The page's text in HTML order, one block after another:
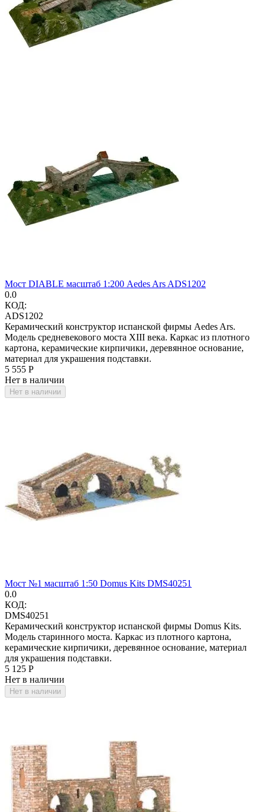
Мост DIABLE масштаб 1:200 Aedes Ars ADS1202
0.0
КОД:
ADS1202
Керамический конструктор испанской фирмы Aedes Ars.
Модель средневекового моста XIII века. Каркас из плотного
картона, керамические кирпичики, деревянное основание,
материал для украшения подставки.
5 555 Р
Нет в наличии
Нет в наличии
Мост №1 масштаб 1:50 Domus Kits DMS40251
0.0
КОД:
DMS40251
Керамический конструктор испанской фирмы Domus Kits.
Модель старинного моста. Каркас из плотного картона,
керамические кирпичики, деревянное основание, материал
для украшения подставки.
5 125 Р
Нет в наличии
Нет в наличии